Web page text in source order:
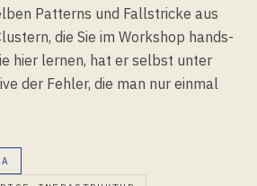
Patterns und Fallstricke aus
die Sie im Workshop hands-
hier lernen, hat er selbst unter
der Fehler, die man nur einmal